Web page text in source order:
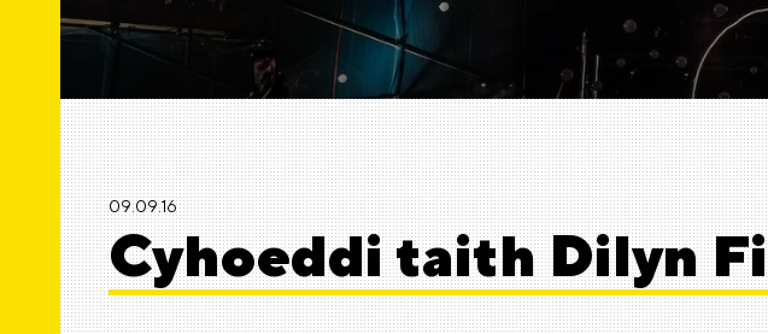
09.09.16
Cyhoeddi taith Dilyn Fi